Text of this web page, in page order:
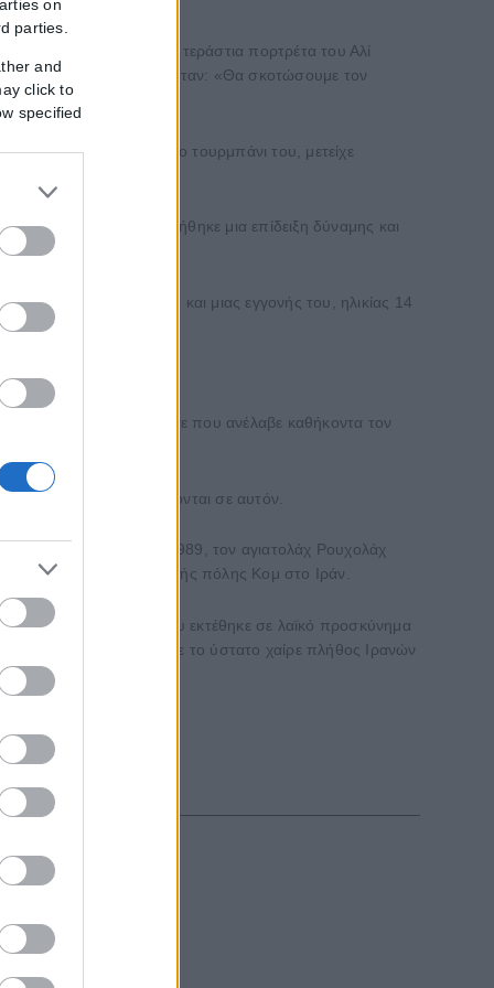
on
parties.
and
click to
specified
Ορισμένοι κρατούσαν τεράστια πορτρέτα του Αλί
ενός κτιρίου αναγραφόταν: «Θα σκοτώσουμε τον
το εμβληματικό μαύρο τουρμπάνι του, μετείχε
ανθρώπους και θεωρήθηκε μια επίδειξη δύναμης και
του, μιας νύφης του και μιας εγγονής του, ηλικίας 14
δημοσίως από τότε που ανέλαβε καθήκοντα τον
που αποδίδονται σε αυτόν.
τον προκάτοχό του το 1989, τον αγιατολάχ Ρουχολάχ
και μετά της ιερής πόλης Κομ στο Ιράν.
φέρετρο με τη σορό του εκτέθηκε σε λαϊκό προσκύνημα
όπου του απηύθυνε το ύστατο χαίρε πλήθος Ιρανών